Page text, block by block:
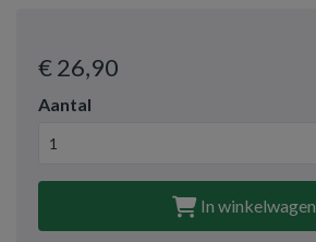
€ 26,90
Aantal
In winkelwagen